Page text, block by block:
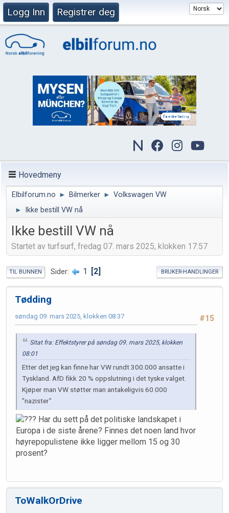
Logg Inn Registrer deg
Hovedmeny
Elbilforum.no ► Bilmerker ► Volkswagen VW
►
Ikke bestill VW nå
Ikke bestill VW nå
Startet av turfsurf, fredag 07. mars 2025, klokken 17:57
TIL BUNNEN Sider 1 2 BRUKER-HANDLINGER
Tødding
#15
søndag 09. mars 2025, klokken 08:37
Sitat fra: Effektstyrer på søndag 09. mars 2025, klokken
08:01
Etter det jeg kan finne har VW rundt 300.000 ansatte i
Tyskland. AfD fikk 20 % oppslutning i det tyske valget.
Kjøper man VW støtter man antakeligvis 60.000
"nazister"
Har du sett på det politiske landskapet i
Europa i de siste årene? Finnes det noen land hvor
høyrepopulistene ikke ligger mellom 15 og 30
prosent?
ToWalkOrDrive